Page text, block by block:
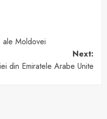
Moldovei
Next:
din Emiratele Arabe Unite